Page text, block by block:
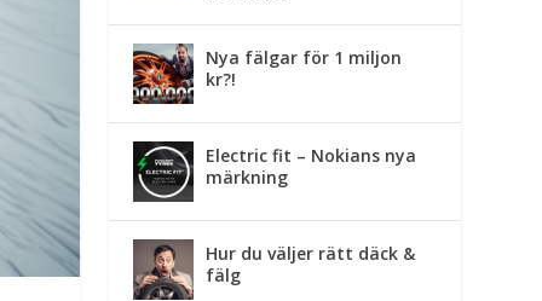
Nya fälgar för 1 miljon
kr?!
Electric fit – Nokians nya
märkning
Hur du väljer rätt däck &
fälg